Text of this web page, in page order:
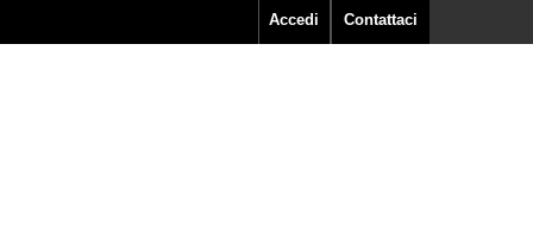
Contattaci
Accedi